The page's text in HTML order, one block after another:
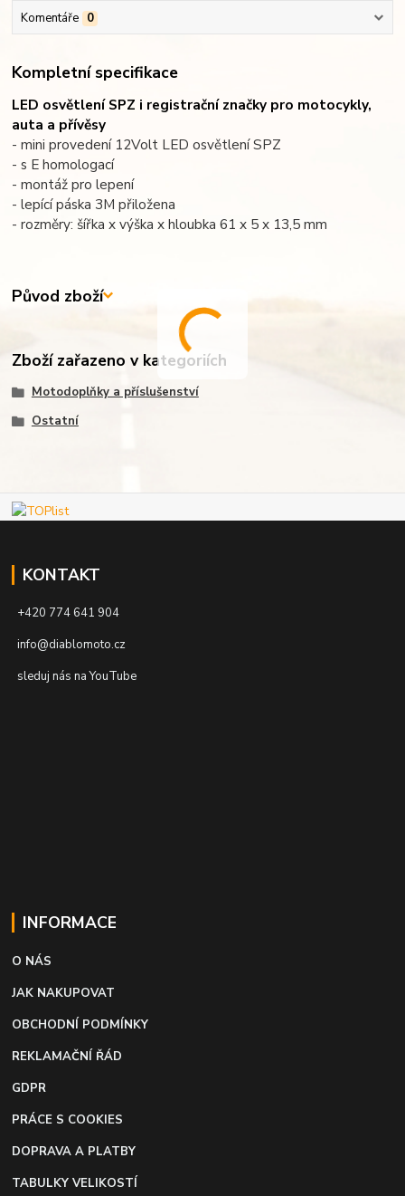
Komentáře 0
Kompletní specifikace
LED osvětlení SPZ i registrační značky pro motocykly,
auta a přívěsy
- mini provedení 12Volt LED osvětlení SPZ
- s E homologací
- montáž pro lepení
- lepící páska 3M přiložena
- rozměry: šířka x výška x hloubka 61 x 5 x 13,5 mm
Původ zboží
Zboží zařazeno v kategoriích
Motodoplňky a příslušenství
Ostatní
KONTAKT
+420 774 641 904
info@diablomoto.cz
sleduj nás na YouTube
INFORMACE
O NÁS
JAK NAKUPOVAT
OBCHODNÍ PODMÍNKY
REKLAMAČNÍ ŘÁD
GDPR
PRÁCE S COOKIES
DOPRAVA A PLATBY
TABULKY VELIKOSTÍ